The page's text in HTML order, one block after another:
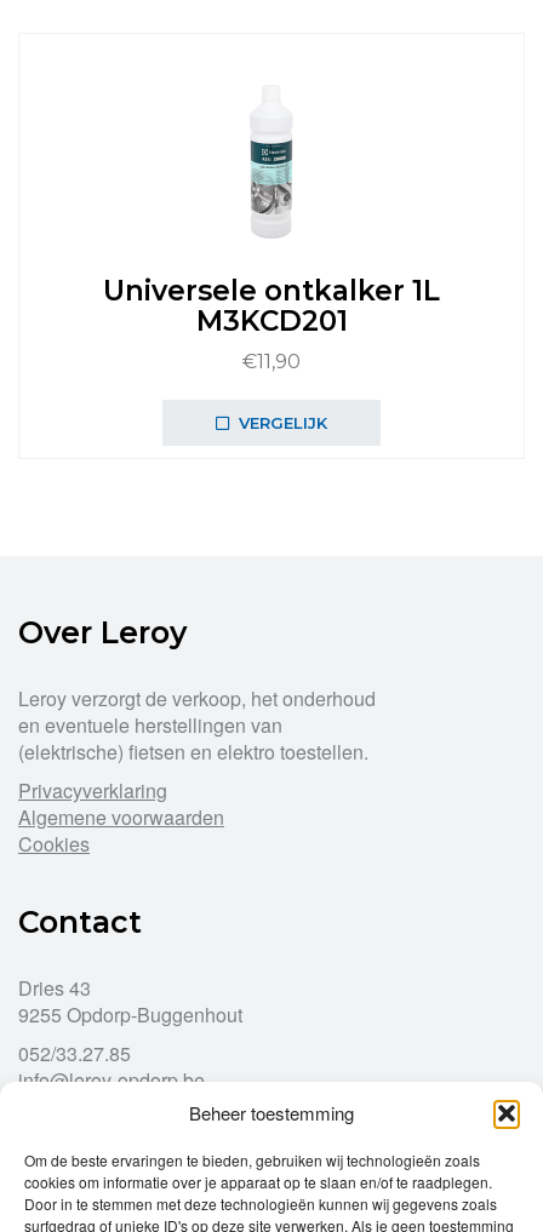
Beheer toestemming
Om de beste ervaringen te bieden, gebruiken wij technologieën zoals
cookies om informatie over je apparaat op te slaan en/of te raadplegen.
Door in te stemmen met deze technologieën kunnen wij gegevens zoals
surfgedrag of unieke ID's op deze site verwerken. Als je geen toestemming
Universele ontkalker 1L
M3KCD201
€11,90
VERGELIJK
Over Leroy
Leroy verzorgt de verkoop, het onderhoud
en eventuele herstellingen van
(elektrische) fietsen en elektro toestellen.
Privacyverklaring
Algemene voorwaarden
Cookies
Contact
Dries 43
9255 Opdorp-Buggenhout
052/33.27.85
info@leroy-opdorp.be
Openingsuren
Ma gesloten